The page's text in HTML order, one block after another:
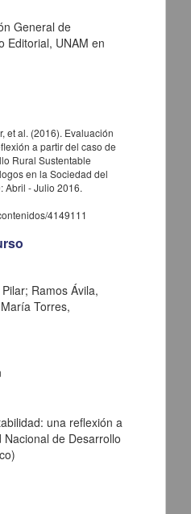
General de
Editorial, UNAM en
et al. (2016). Evaluación
a partir del caso de
Rural Sustentable
en la Sociedad del
Abril - Julio 2016.
4149111
Ramos Ávila,
Torres,
una reflexión a
de Desarrollo